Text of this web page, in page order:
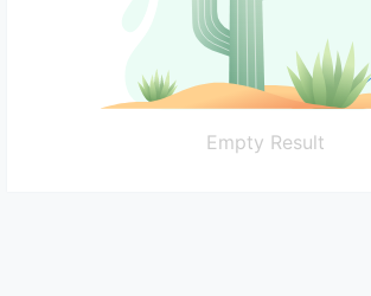
Empty Result